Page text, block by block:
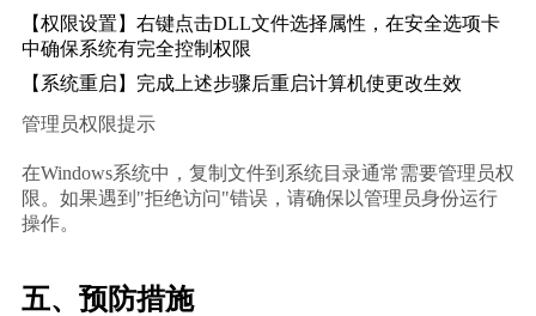
【权限设置】右键点击DLL文件选择属性，在安全选项卡
中确保系统有完全控制权限
【系统重启】完成上述步骤后重启计算机使更改生效
管理员权限提示
在Windows系统中，复制文件到系统目录通常需要管理员权
限。如果遇到"拒绝访问"错误，请确保以管理员身份运行
操作。
五、预防措施